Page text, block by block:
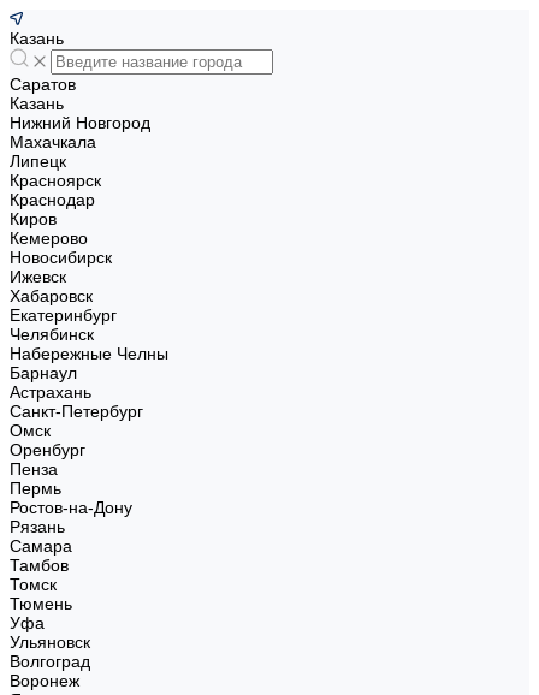
Казань
Саратов
Казань
Нижний Новгород
Махачкала
Липецк
Красноярск
Краснодар
Киров
Кемерово
Новосибирск
Ижевск
Хабаровск
Екатеринбург
Челябинск
Набережные Челны
Барнаул
Астрахань
Санкт-Петербург
Омск
Оренбург
Пенза
Пермь
Ростов-на-Дону
Рязань
Самара
Тамбов
Томск
Тюмень
Уфа
Ульяновск
Волгоград
Воронеж